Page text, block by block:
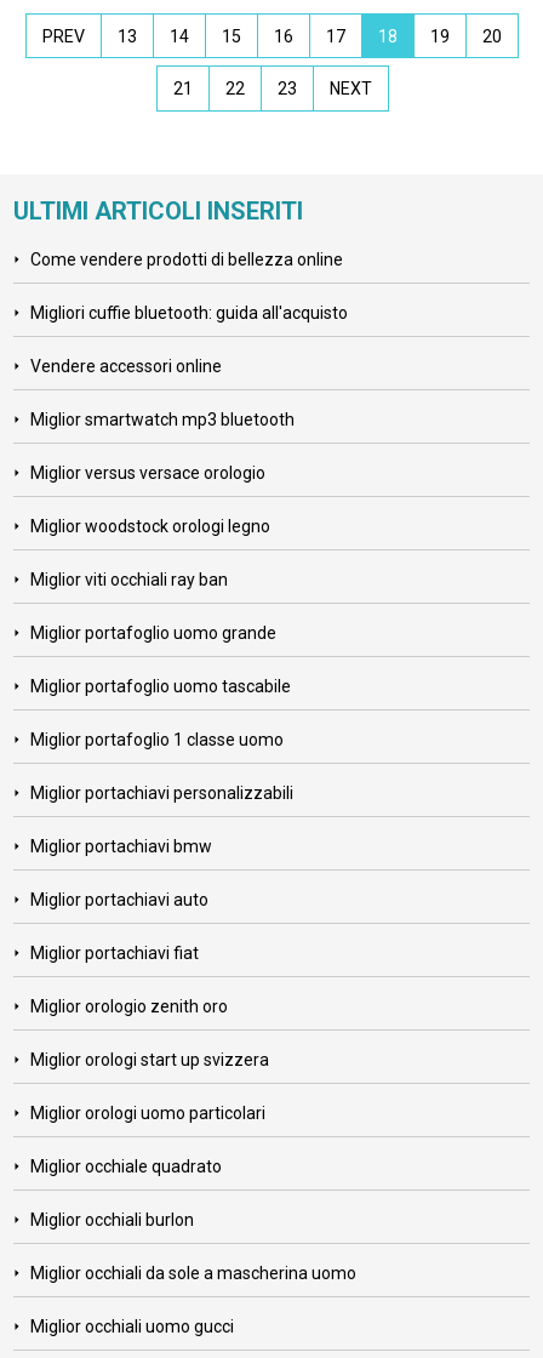
PREV 13 14 15 16 17 18 19 20
21 22 23 NEXT
ULTIMI ARTICOLI INSERITI
Come vendere prodotti di bellezza online
Migliori cuffie bluetooth: guida all'acquisto
Vendere accessori online
Miglior smartwatch mp3 bluetooth
Miglior versus versace orologio
Miglior woodstock orologi legno
Miglior viti occhiali ray ban
Miglior portafoglio uomo grande
Miglior portafoglio uomo tascabile
Miglior portafoglio 1 classe uomo
Miglior portachiavi personalizzabili
Miglior portachiavi bmw
Miglior portachiavi auto
Miglior portachiavi fiat
Miglior orologio zenith oro
Miglior orologi start up svizzera
Miglior orologi uomo particolari
Miglior occhiale quadrato
Miglior occhiali burlon
Miglior occhiali da sole a mascherina uomo
Miglior occhiali uomo gucci